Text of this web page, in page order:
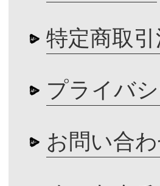
特定商取
プライバ
お問い合